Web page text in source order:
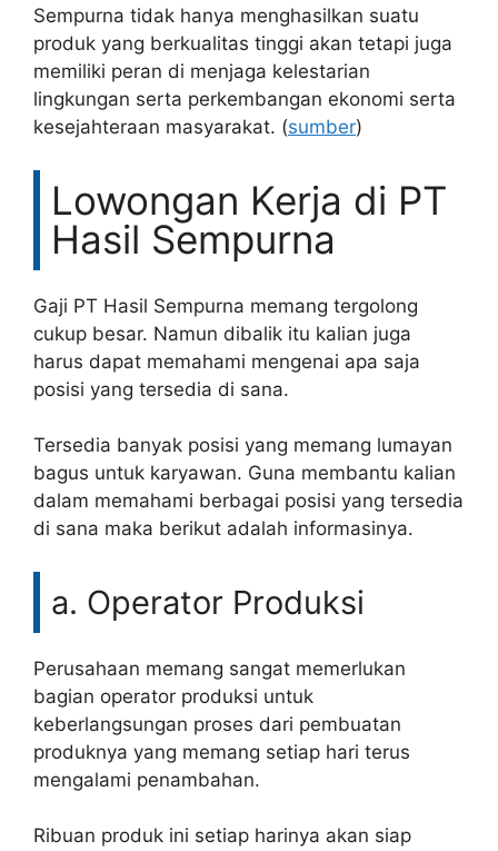
Sempurna tidak hanya menghasilkan suatu
produk yang berkualitas tinggi akan tetapi juga
memiliki peran di menjaga kelestarian
lingkungan serta perkembangan ekonomi serta
kesejahteraan masyarakat. (sumber)
Lowongan Kerja di PT
Hasil Sempurna
Gaji PT Hasil Sempurna memang tergolong
cukup besar. Namun dibalik itu kalian juga
harus dapat memahami mengenai apa saja
posisi yang tersedia di sana.
Tersedia banyak posisi yang memang lumayan
bagus untuk karyawan. Guna membantu kalian
dalam memahami berbagai posisi yang tersedia
di sana maka berikut adalah informasinya.
a. Operator Produksi
Perusahaan memang sangat memerlukan
bagian operator produksi untuk
keberlangsungan proses dari pembuatan
produknya yang memang setiap hari terus
mengalami penambahan.
Ribuan produk ini setiap harinya akan siap